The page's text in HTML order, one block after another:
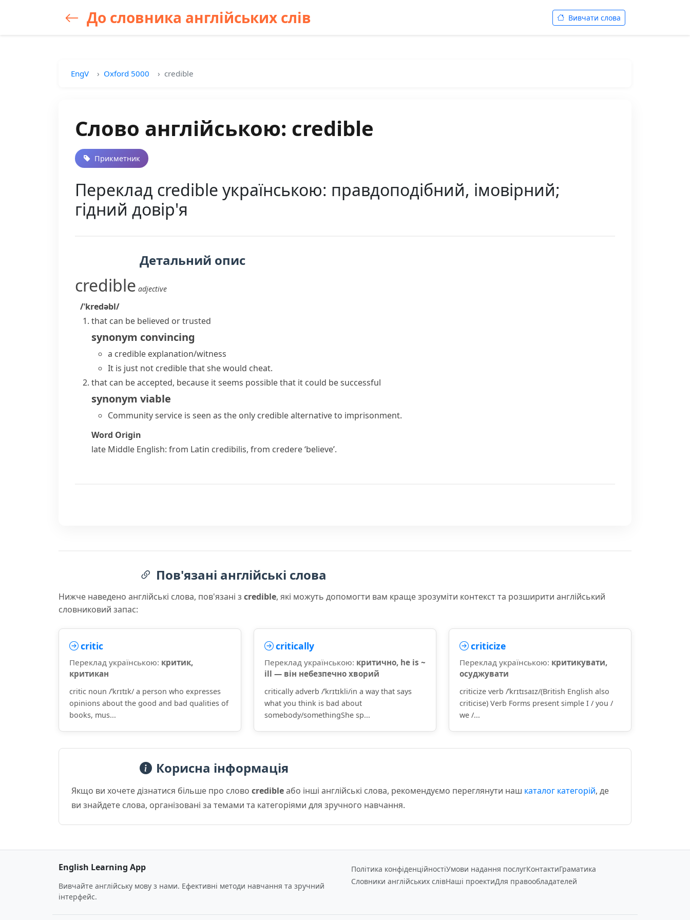
До словника англійських слів Вивчати слова
EngV Oxford 5000 credible
Слово англійською: credible
Прикметник
Переклад credible українською: правдоподібний, імовірний;
гідний довір'я
Детальний опис
credible adjective
/ˈkredəbl/
that can be believed or trusted
synonym convincing
a credible explanation/witness
It is just not credible that she would cheat.
that can be accepted, because it seems possible that it could be successful
synonym viable
Community service is seen as the only credible alternative to imprisonment.
Word Origin
late Middle English: from Latin credibilis, from credere‘believe’.
Пов'язані англійські слова
Нижче наведено англійські слова, пов'язані з credible, які можуть допомогти вам краще зрозуміти контекст та розширити англійський
словниковий запас:
critic
Переклад українською: критик,
критикан
critic noun /ˈkrɪtɪk/ a person who expresses
opinions about the good and bad qualities of
books, mus...
critically
Переклад українською: критично, he is ~
ill — він небезпечно хворий
critically adverb /ˈkrɪtɪkli/in a way that says
what you think is bad about
somebody/somethingShe sp...
criticize
Переклад українською: критикувати,
осуджувати
criticize verb /ˈkrɪtɪsaɪz/(British English also
criticise) Verb Forms present simple I / you /
we /...
Корисна інформація
Якщо ви хочете дізнатися більше про слово credibleабо інші англійські слова, рекомендуємо переглянути наш каталог категорій, де
ви знайдете слова, організовані за темами та категоріями для зручного навчання.
English Learning App
Вивчайте англійську мову з нами. Ефективні методи навчання та зручний
інтерфейс.
Політика конфіденційностіУмови надання послугКонтактиГраматика
Словники англійських слівНаші проектиДля правообладателей